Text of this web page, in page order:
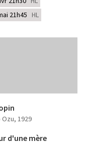
21h45 HL
Ozu, 1929
d'une mère